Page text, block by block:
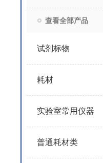
查看全部产品
试剂标物
耗材
实验室常用仪器
普通耗材类